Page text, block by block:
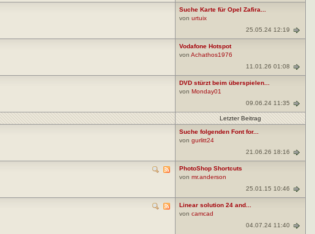
Suche Karte für Opel Zafira...
von urtuix
25.05.24 12:19
Vodafone Hotspot
von Achathos1976
11.01.26 01:08
DVD stürzt beim überspielen...
von Monday01
09.06.24 11:35
Letzter Beitrag
Suche folgenden Font for...
von gurlitt24
21.06.26 18:16
PhotoShop Shortcuts
von mr.anderson
25.01.15 10:46
Linear solution 24 and...
von camcad
04.07.24 11:40